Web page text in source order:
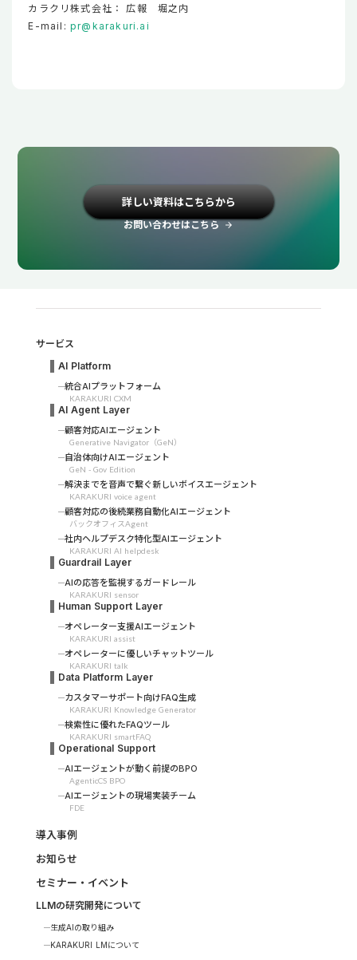
カラクリ株式会社： 広報 堀之内
E-mail:pr@karakuri.ai
詳しい資料はこちらから
お問い合わせはこちら arrow_forward
サービス
AI Platform
統合AIプラットフォーム
KARAKURI CXM
AI Agent Layer
顧客対応AIエージェント
Generative Navigator（GeN）
自治体向けAIエージェント
GeN - Gov Edition
解決までを音声で繋ぐ新しいボイスエージェント
KARAKURI voice agent
顧客対応の後続業務自動化AIエージェント
バックオフィスAgent
社内ヘルプデスク特化型AIエージェント
KARAKURI AI helpdesk
Guardrail Layer
AIの応答を監視するガードレール
KARAKURI sensor
Human Support Layer
オペレーター支援AIエージェント
KARAKURI assist
オペレーターに優しいチャットツール
KARAKURI talk
Data Platform Layer
カスタマーサポート向けFAQ生成
KARAKURI Knowledge Generator
検索性に優れたFAQツール
KARAKURI smartFAQ
Operational Support
AIエージェントが動く前提のBPO
AgenticCS BPO
AIエージェントの現場実装チーム
FDE
導入事例
お知らせ
セミナー・イベント
LLMの研究開発について
生成AIの取り組み
KARAKURI LMについて